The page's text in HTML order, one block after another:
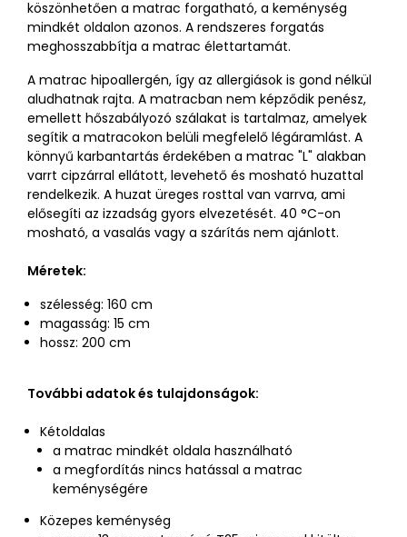
köszönhetően a matrac forgatható, a keménység
mindkét oldalon azonos. A rendszeres forgatás
meghosszabbítja a matrac élettartamát.
A matrac hipoallergén, így az allergiások is gond nélkül
aludhatnak rajta. A matracban nem képződik penész,
emellett hőszabályozó szálakat is tartalmaz, amelyek
segítik a matracokon belüli megfelelő légáramlást. A
könnyű karbantartás érdekében a matrac "L" alakban
varrt cipzárral ellátott, levehető és mosható huzattal
rendelkezik. A huzat üreges rosttal van varrva, ami
elősegíti az izzadság gyors elvezetését. 40 °C-on
mosható, a vasalás vagy a szárítás nem ajánlott.
Méretek:
szélesség: 160 cm
magasság: 15 cm
hossz: 200 cm
További adatok és tulajdonságok:
Kétoldalas
a matrac mindkét oldala használható
a megfordítás nincs hatással a matrac
keménységére
Közepes keménység